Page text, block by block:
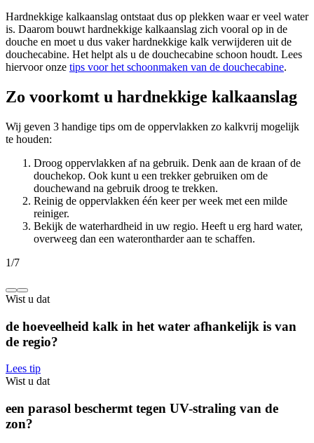
Hardnekkige kalkaanslag ontstaat dus op plekken waar er veel water
is. Daarom bouwt hardnekkige kalkaanslag zich vooral op in de
douche en moet u dus vaker hardnekkige kalk verwijderen uit de
douchecabine. Het helpt als u de douchecabine schoon houdt. Lees
hiervoor onze tips voor het schoonmaken van de douchecabine.
Zo voorkomt u hardnekkige kalkaanslag
Wij geven 3 handige tips om de oppervlakken zo kalkvrij mogelijk
te houden:
Droog oppervlakken af na gebruik. Denk aan de kraan of de
douchekop. Ook kunt u een trekker gebruiken om de
douchewand na gebruik droog te trekken.
Reinig de oppervlakken één keer per week met een milde
reiniger.
Bekijk de waterhardheid in uw regio. Heeft u erg hard water,
overweeg dan een waterontharder aan te schaffen.
1/7
Wist u dat
de hoeveelheid kalk in het water afhankelijk is van
de regio?
Lees tip
Wist u dat
een parasol beschermt tegen UV-straling van de
zon?